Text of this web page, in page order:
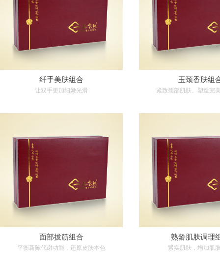
纤手美肤组合
让双手更加细嫩光滑
玉颈香肤组
紧致颈部肌肤、塑造完
面部拔筋组合
平衡新陈代谢功能，还原皮肤本色
熟龄肌肤调理
紧实肌肤，增加肌